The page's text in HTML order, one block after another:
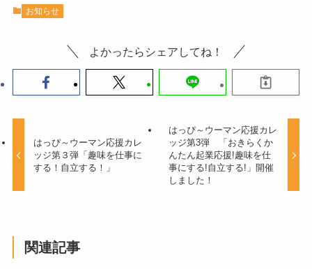
お知らせ
よかったらシェアしてね！
はっぴ～ウーマン応援カレ
ッジ第３弾「趣味を仕事に
する！自立する！」
はっぴ～ウーマン応援カレ
ッジ第3弾 「おきらくか
んたん起業応援!趣味を仕
事にする!自立する!」開催
しました！
関連記事